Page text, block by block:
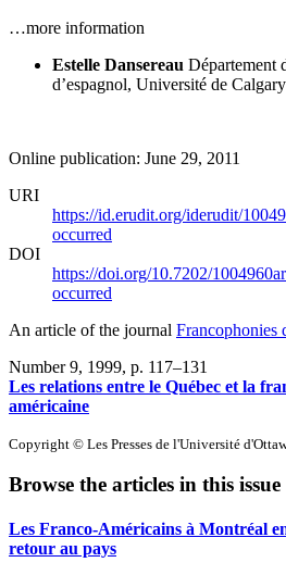
…more information
Estelle Dansereau Département
d’espagnol, Université de Calgary
Online publication: June 29, 2011
URI
https://id.erudit.org/iderudit/
occurred
DOI
https://doi.org/10.7202/1004960ar
occurred
An article of the journal Francophonies
Number 9, 1999, p. 117–131
Les relations entre le Québec et la
américaine
Copyright © Les Presses de l'Université
Browse the articles in this issue
Les Franco-Américains à Montréal
retour au pays